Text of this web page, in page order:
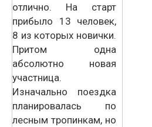
отлично. На старт
прибыло 13 человек,
8 из которых новички.
Притом одна
абсолютно новая
участница.
Изначально поездка
планировалась по
лесным тропинкам, но